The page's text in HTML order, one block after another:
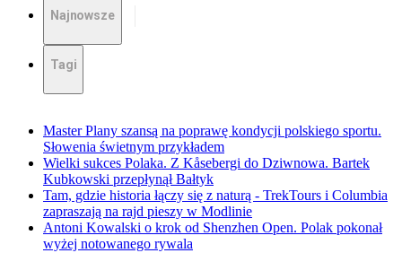
Najnowsze
Tagi
Master Plany szansą na poprawę kondycji polskiego sportu.
Słowenia świetnym przykładem
Wielki sukces Polaka. Z Kåsebergi do Dziwnowa. Bartek
Kubkowski przepłynął Bałtyk
Tam, gdzie historia łączy się z naturą - TrekTours i Columbia
zapraszają na rajd pieszy w Modlinie
Antoni Kowalski o krok od Shenzhen Open. Polak pokonał
wyżej notowanego rywala